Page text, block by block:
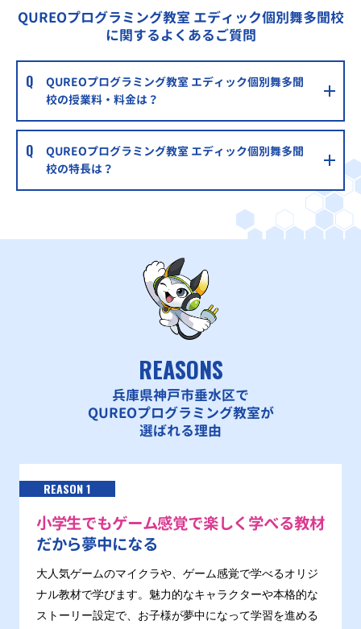
QUREOプログラミング教室 エディック個別舞多聞校
に関するよくあるご質問
QUREOプログラミング教室 エディック個別舞多聞
校の授業料・料金は？
QUREOプログラミング教室 エディック個別舞多聞
校の特長は？
REASONS
兵庫県神戸市垂水区で
QUREOプログラミング教室が
選ばれる理由
REASON 1
小学生でもゲーム感覚で楽しく学べる教材
だから夢中になる
大人気ゲームのマイクラや、ゲーム感覚で学べるオリジ
ナル教材で学びます。魅力的なキャラクターや本格的な
ストーリー設定で、お子様が夢中になって学習を進める